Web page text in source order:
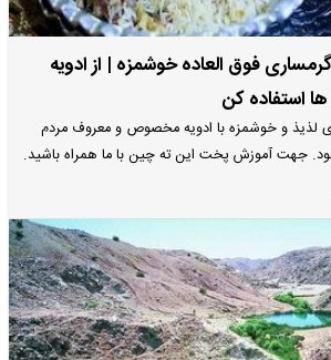
فوق العاده خوشمزه | از ادویه
استفاده کن
لذیذ و خوشمزه با ادویه مخصوص و معروف مردم
جهت آموزش پخت این ته چین با ما همراه باشید.